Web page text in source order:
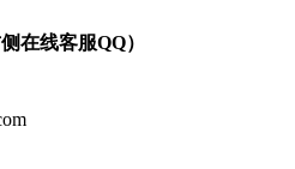
侧在线客服QQ）